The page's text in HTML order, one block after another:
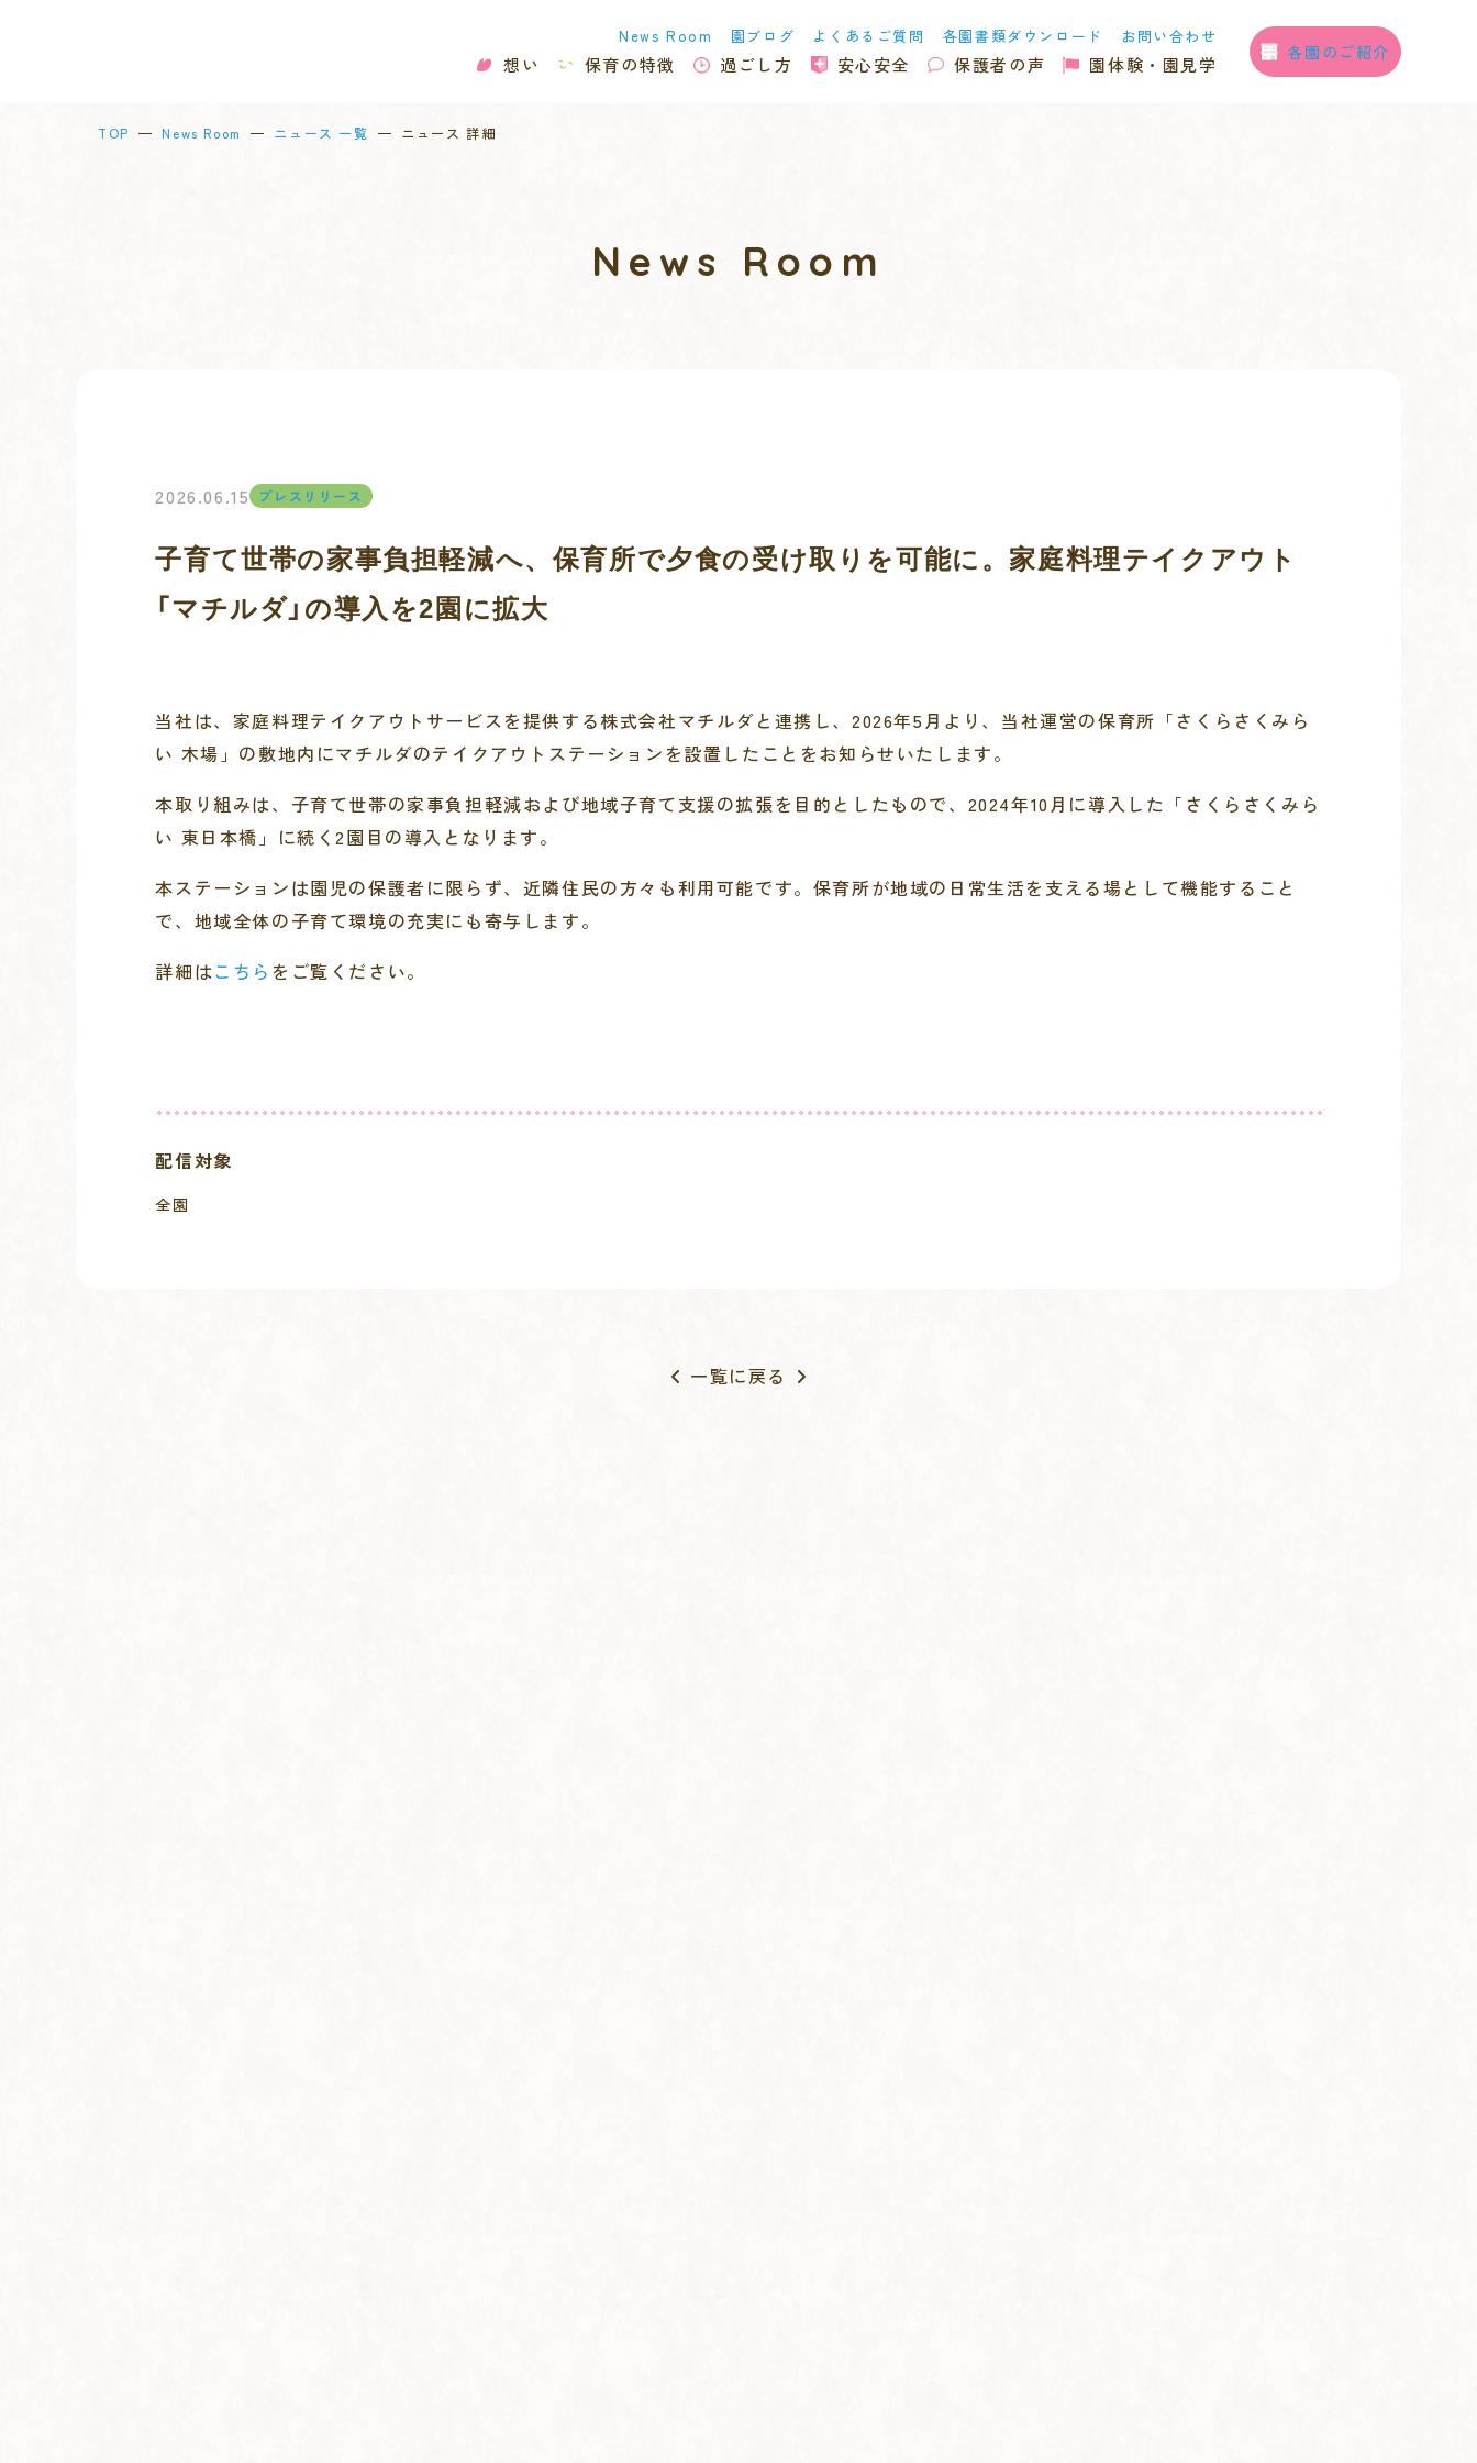
News Room 園ブログ よくあるご質問 各園書類ダウンロード お問い合わせ
想い 保育の特徴 過ごし方 安心安全 保護者の声 園体験・園見学
各園のご紹介
TOP News Room ニュース 一覧 ニュース 詳細
News Room
2026.06.15 プレスリリース
子育て世帯の家事負担軽減へ、保育所で夕食の受け取りを可能に。家庭料理テイクアウト
「マチルダ」の導入を2園に拡大
当社は、家庭料理テイクアウトサービスを提供する株式会社マチルダと連携し、2026年5月より、当社運営の保育所「さくらさくみら
い 木場」の敷地内にマチルダのテイクアウトステーションを設置したことをお知らせいたします。
本取り組みは、子育て世帯の家事負担軽減および地域子育て支援の拡張を目的としたもので、2024年10月に導入した「さくらさくみら
い 東日本橋」に続く2園目の導入となります。
本ステーションは園児の保護者に限らず、近隣住民の方々も利用可能です。保育所が地域の日常生活を支える場として機能すること
で、地域全体の子育て環境の充実にも寄与します。
詳細はこちら をご覧ください。
配信対象
全園
一覧に戻る